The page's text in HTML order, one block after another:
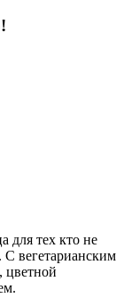
для тех кто не
С вегетарианским
цветной